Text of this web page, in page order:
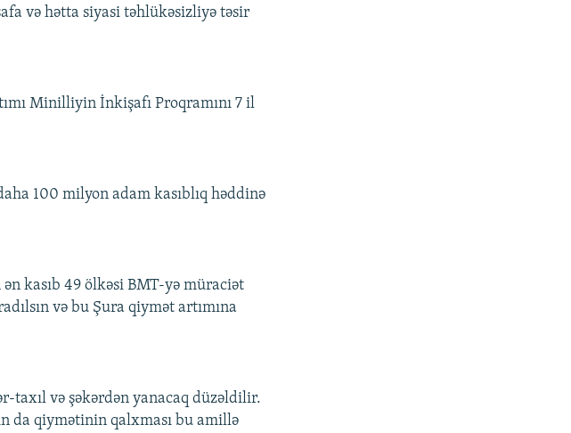
və hətta siyasi təhlükəsizliyə təsir
Minilliyin İnkişafı Proqramını 7 il
100 milyon adam kasıblıq həddinə
kasıb 49 ölkəsi BMT-yə müraciət
və bu Şura qiymət artımına
taxıl və şəkərdən yanacaq düzəldilir.
da qiymətinin qalxması bu amillə